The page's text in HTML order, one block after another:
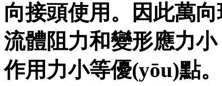
向接頭使用。因此萬
流體阻力和變形應力小
作用力小等優(yōu)點